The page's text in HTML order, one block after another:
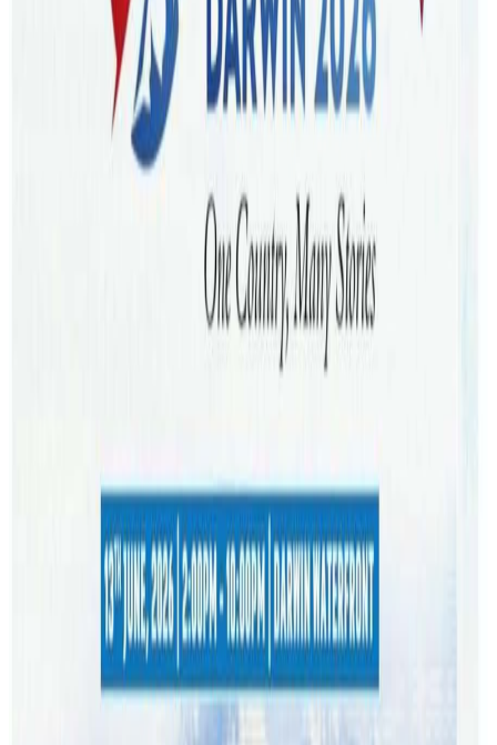
काठमाडौं । टि- २० विश्वकप क्रिकेटअन्तर्गत नेपालले आज
इङ्गल्याण्डसँग खेल्दैछ ।
भारतको मुम्बईस्थित वानखेडे रङ्गशालामा दिउँसो ३ :१५ बजेबाट
सुरुहुने खेल जित्ने लक्ष्यसहित नेपाली टिम मैदान उत्रिदैछ । नेपालका
टिम कप्तान रोहित पौडेलले बलियो टिमसँगको खेलमा प्रेसर भएपनि
उत्कृष्ट प्रदर्शन गर्ने नेपालट्युबसँग बताउनुभयो । टि–ट्वान्टी विश्व
वरियतामा तेस्रो नम्बरमा र नेपाल १६औं स्थानमा छ।
खेलेको नेपाल यो पटक सुपर ८ पुग्ने लक्ष्यमा छ । नेपाल रहेको समूह
‘सी’ मा इङ्ल्यान्ड, दुईपटकको च्याम्पियन वेस्ट इन्डिज, डेब्यु टोली
इटाली र स्कटल्यान्ड रहेका छन्। Photo :CAN
यस वेवसाइटमा प्रकाशित समाचार, विचार र लेखबारे तपाईंको कुनै
प्रतिक्रिया, गुनासो, सुझाव र सल्लाह छन् भने कृपया हामीलाई निम्न ईमेलमा
पठाउनुहोला । तपाईंको सहयोगले हामीलाई निष्पक्ष र तटस्थ पत्रकारिता गर्न
टेवा पुग्नेछ । सम्पर्क इमेल :info@nepaltube.com.au